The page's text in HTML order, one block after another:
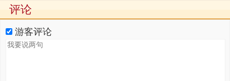
评论
游客评论